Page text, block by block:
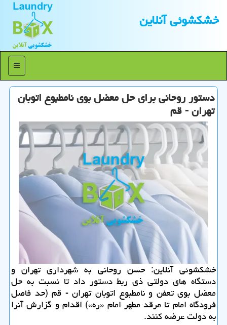
خشكشوئی آنلاین
منو
دستور روحانی برای حل معضل بوی نامطبوع اتوبان
تهران - قم
خشكشوئی آنلاین: حسن روحانی به شهرداری تهران و
دستگاه های دولتی ذی ربط دستور داد تا نسبت به حل
معضل بوی تعفن و نامطبوع اتوبان تهران - قم (حد فاصل
فرودگاه امام تا مرقد مطهر امام «ره») اقدام و گزارش آنرا
به دولت عرضه كنند.